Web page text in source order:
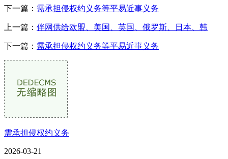
下一篇： 需承担侵权约义务等平易近事义务
上一篇： 伴网供给欧盟、美国、英国、俄罗斯、日本、韩
下一篇： 需承担侵权约义务等平易近事义务
需承担侵权约义务
2026-03-21